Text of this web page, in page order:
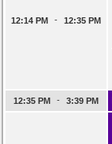
12:14 PM - 12:35 PM
12:35 PM - 3:39 PM